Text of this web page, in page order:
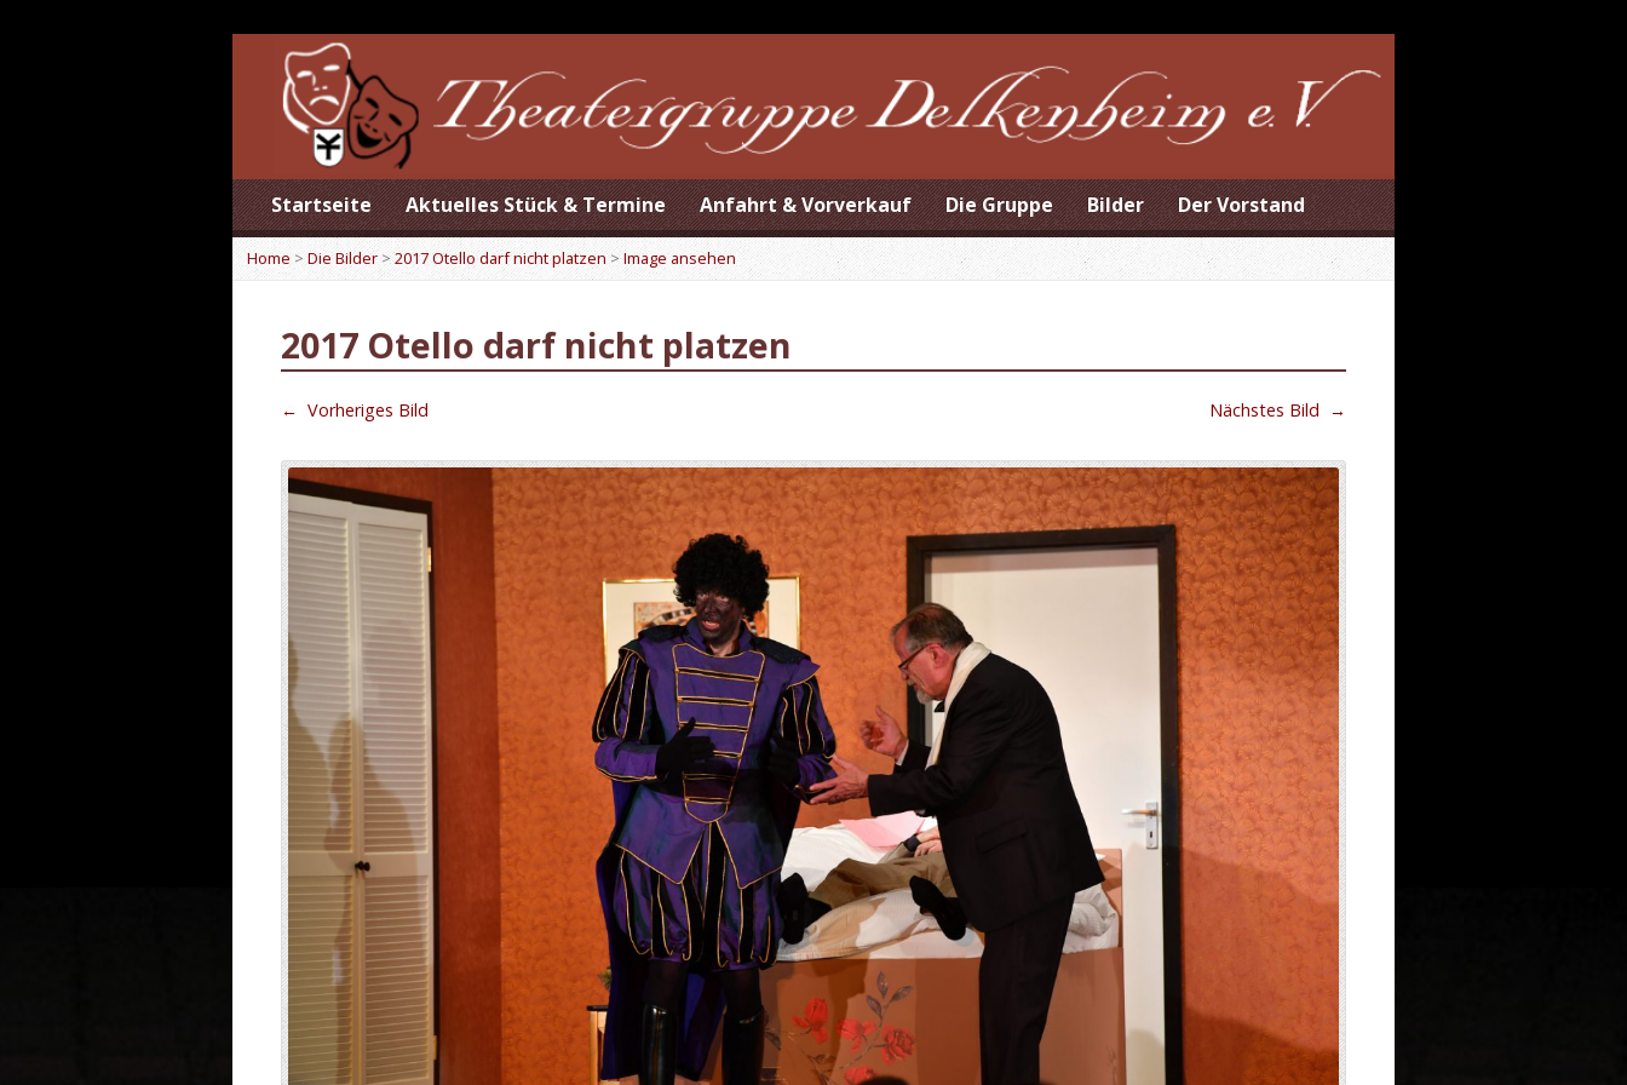
Startseite Aktuelles Stück & Termine Anfahrt & Vorverkauf Die Gruppe Bilder Der Vorstand
Home > Die Bilder >2017 Otello darf nicht platzen>Image ansehen
2017 Otello darf nicht platzen
← Vorheriges Bild Nächstes Bild →